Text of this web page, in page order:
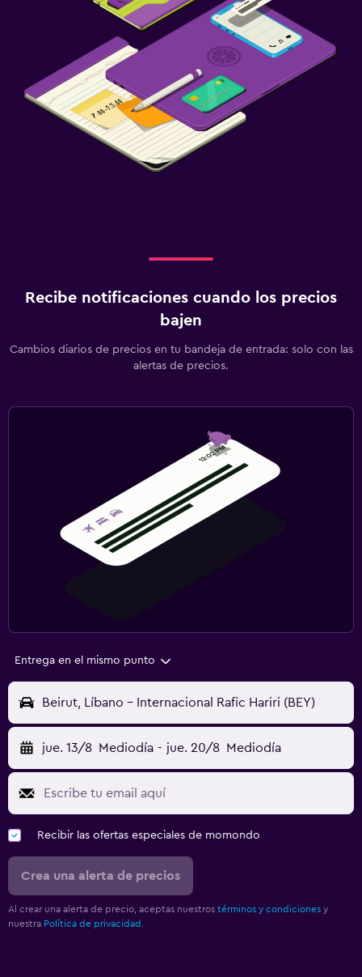
Recibe notificaciones cuando los precios
bajen
Cambios diarios de precios en tu bandeja de entrada: solo con las
alertas de precios.
Entrega en el mismo punto
Beirut, Líbano - Internacional Rafic Hariri (BEY)
jue. 13/8 Mediodía - jue. 20/8 Mediodía
Recibir las ofertas especiales de momondo
Crea una alerta de precios
Al crear una alerta de precio, aceptas nuestros términos y condiciones y
nuestra Política de privacidad.